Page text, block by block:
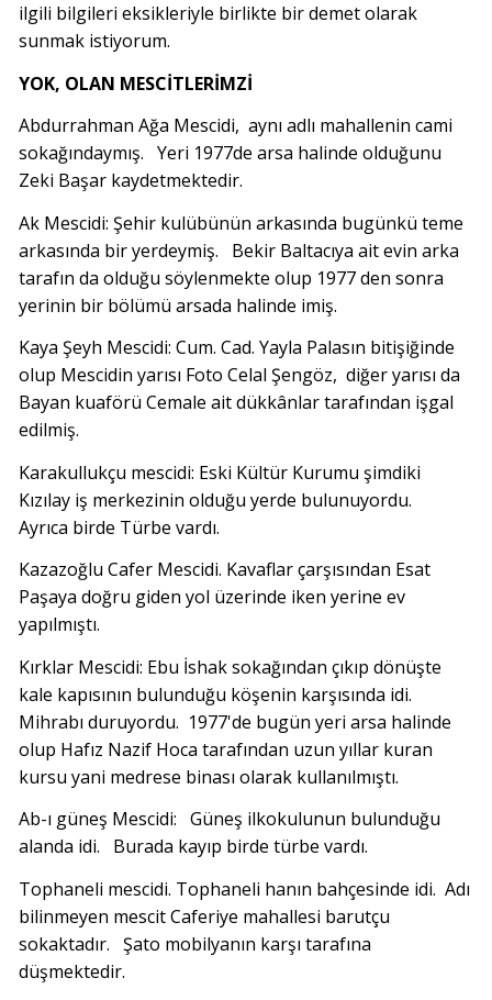
ilgili bilgileri eksikleriyle birlikte bir demet olarak
sunmak istiyorum.
YOK, OLAN MESCİTLERİMZİ
Abdurrahman Ağa Mescidi, aynı adlı mahallenin cami
sokağındaymış. Yeri 1977de arsa halinde olduğunu
Zeki Başar kaydetmektedir.
Ak Mescidi: Şehir kulübünün arkasında bugünkü teme
arkasında bir yerdeymiş. Bekir Baltacıya ait evin arka
tarafın da olduğu söylenmekte olup 1977 den sonra
yerinin bir bölümü arsada halinde imiş.
Kaya Şeyh Mescidi: Cum. Cad. Yayla Palasın bitişiğinde
olup Mescidin yarısı Foto Celal Şengöz, diğer yarısı da
Bayan kuaförü Cemale ait dükkânlar tarafından işgal
edilmiş.
Karakullukçu mescidi: Eski Kültür Kurumu şimdiki
Kızılay iş merkezinin olduğu yerde bulunuyordu.
Ayrıca birde Türbe vardı.
Kazazoğlu Cafer Mescidi. Kavaflar çarşısından Esat
Paşaya doğru giden yol üzerinde iken yerine ev
yapılmıştı.
Kırklar Mescidi: Ebu İshak sokağından çıkıp dönüşte
kale kapısının bulunduğu köşenin karşısında idi.
Mihrabı duruyordu. 1977'de bugün yeri arsa halinde
olup Hafız Nazif Hoca tarafından uzun yıllar kuran
kursu yani medrese binası olarak kullanılmıştı.
Ab-ı güneş Mescidi: Güneş ilkokulunun bulunduğu
alanda idi. Burada kayıp birde türbe vardı.
Tophaneli mescidi. Tophaneli hanın bahçesinde idi. Adı
bilinmeyen mescit Caferiye mahallesi barutçu
sokaktadır. Şato mobilyanın karşı tarafına
düşmektedir.